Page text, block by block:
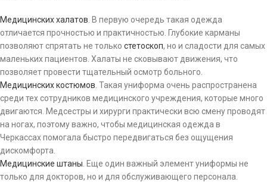
Медицинских халатов . В первую очередь такая одежда
отличается прочностью и практичностью. Глубокие карманы
позволяют спрятать не только стетоскоп, но и сладости для самых
маленьких пациентов. Халаты не сковывают движения, что
позволяет провести тщательный осмотр больного.
Медицинских костюмов . Такая униформа очень распространена
среди тех сотрудников медицинского учреждения, которые много
двигаются. Медсестры и хирурги практически всю смену проводят
на ногах, поэтому важно, чтобы медицинская одежда в
Черкассах помогала быстро передвигаться без ощущения
дискомфорта.
Медицинские штаны . Еще один важный элемент униформы не
только для докторов, но и для обслуживающего персонала.